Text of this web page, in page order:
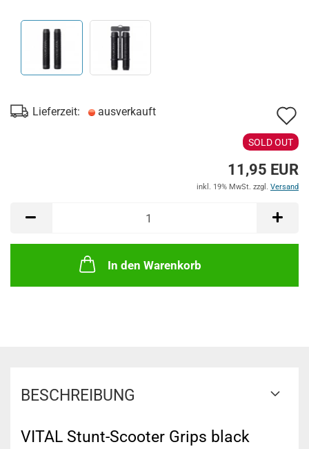
Lieferzeit: ausverkauft
SOLD OUT
11,95 EUR
inkl. 19% MwSt. zzgl. Versand
In den Warenkorb
BESCHREIBUNG
VITAL Stunt-Scooter Grips black